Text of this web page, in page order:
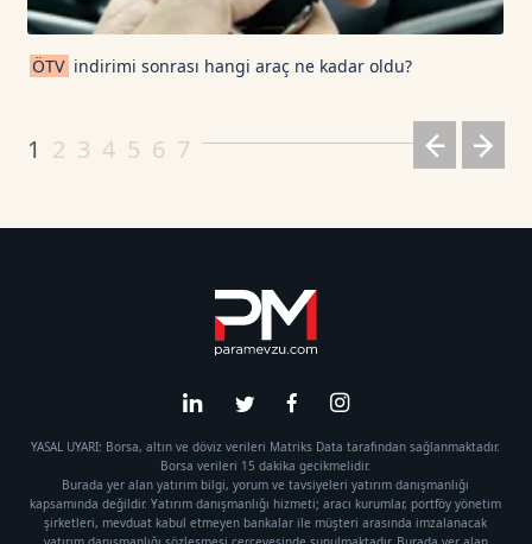
ÖTV indirimi sonrası hangi araç ne kadar oldu?
1 2 3 4 5 6 7
YASAL UYARI: Borsa, altın ve döviz verileri Matriks Data tarafından sağlanmaktadır.
Borsa verileri 15 dakika gecikmelidir.
Burada yer alan yatırım bilgi, yorum ve tavsiyeleri yatırım danışmanlığı
kapsamında değildir. Yatırım danışmanlığı hizmeti; aracı kurumlar, portföy yönetim
şirketleri, mevduat kabul etmeyen bankalar ile müşteri arasında imzalanacak